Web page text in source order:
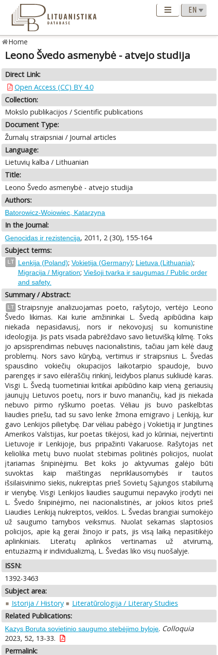
Home
Leono Švedo asmenybė - atvejo studija
Direct Link:
Open Access (CC) BY 4.0
Collection:
Mokslo publikacijos / Scientific publications
Document Type:
Žurnalų straipsniai / Journal articles
Language:
Lietuvių kalba / Lithuanian
Title:
Leono Švedo asmenybė - atvejo studija
Authors:
Batorowicz-Woiowiec, Katarzyna
In the Journal:
Genocidas ir rezistencija, 2011, 2 (30), 155-164
Subject terms:
LT Lenkija (Poland); Vokietija (Germany); Lietuva (Lithuania);
Migracija / Migration; Viešoji tvarka ir saugumas / Public order
and safety.
Summary / Abstract:
LT Straipsnyje analizuojamas poeto, rašytojo, vertėjo Leono
Švedo likimas. Kai kurie amžininkai L. Švedą apibūdina kaip
niekada nepasidavusį, nors ir nekovojusį su komunistine
ideologija. Jis pats visada pabrėždavo savo lietuvišką kilmę. Toks
jo apsisprendimas nebuvęs nacionalistinis, tačiau jam kėlė daug
problemų. Nors savo kūrybą, vertimus ir straipsnius L. Švedas
spausdino vokiečių okupacijos laikotarpio spaudoje, buvo
parengęs ir savo eilėraščių rinkinį, leidybos planus sukliudė karas.
Visgi L. Švedą tuometiniai kritikai apibūdino kaip vieną geriausių
jaunųjų Lietuvos poetų, nors ir buvo manančių, kad jis niekada
nebuvo pirmo ryškumo poetas. Vėliau jis buvo paskelbtas
liaudies priešu, tad su savo lenke žmona emigravo į Lenkiją, kur
gavo Lenkijos pilietybę. Dar vėliau pabėgo į Vokietiją ir Jungtines
Amerikos Valstijas, kur poetas tikėjosi, kad jo kūriniai, neįvertinti
Lietuvoje ir Lenkijoje, bus pripažinti Vakaruose. Rašytojas net
keliolika metų buvo nuolat stebimas politinės policijos, nuolat
įtariamas šnipinėjimu. Bet koks jo aktyvumas galėjo būti
suvoktas kaip maištingas nepriklausomybės ir tautos
išsilaisvinimo siekis, nukreiptas prieš Sovietų Sąjungos stabilumą
ir vienybę. Visgi Lenkijos liaudies saugumui nepavyko įrodyti nei
L. Švedo šnipinėjimo, nei nacionalistinės, ar jokios kitos prieš
Liaudies Lenkiją nukreiptos, veiklos. L. Švedas brangiai sumokėjo
už saugumo tarnybos veiksmus. Nuolat sekamas slaptosios
policijos, apie ką gerai žinojo ir pats, jis visą laiką nepasitikėjo
aplinkiniais. Literatų aplinkos vertinamas už atvirumą,
entuziazmą ir individualizmą, L. Švedas liko visų nuošalyje.
ISSN:
1392-3463
Subject area:
Istorija / History
Literatūrologija / Literary Studies
Related Publications:
Kazys Boruta sovietinio saugumo stebėjimo byloje. Colloquia
2023, 52, 13-33.
Permalink: